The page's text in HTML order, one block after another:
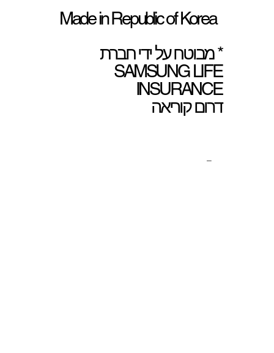
Made in Republic of Korea
* מבוטח על ידי חברת
SAMSUNG LIFE
INSURANCE
דרום קוריאה